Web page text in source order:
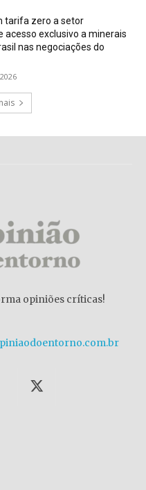
tarifa zero a setor
acesso exclusivo a minerais
nas negociações do
opiniões críticas!